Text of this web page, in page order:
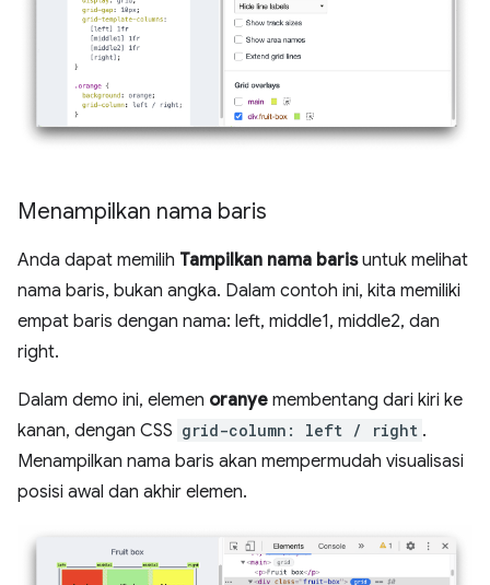
Menampilkan nama baris
Anda dapat memilih Tampilkan nama barisuntuk melihat
nama baris, bukan angka. Dalam contoh ini, kita memiliki
empat baris dengan nama: left, middle1, middle2, dan
right.
Dalam demo ini, elemen oranye membentang dari kiri ke
kanan, dengan CSS grid-column: left / right .
Menampilkan nama baris akan mempermudah visualisasi
posisi awal dan akhir elemen.